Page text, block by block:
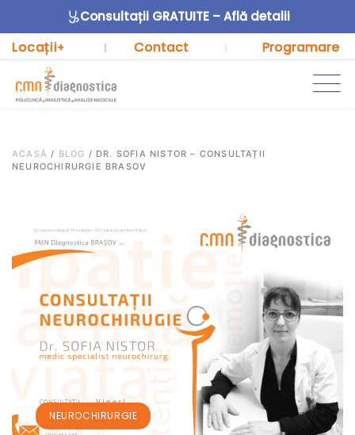
Consultații GRATUITE – Află detalii
Locații+ | Contact Programare
ACASĂ / BLOG / DR. SOFIA NISTOR – CONSULTAȚII
NEUROCHIRURGIE BRASOV
NEUROCHIRURGIE